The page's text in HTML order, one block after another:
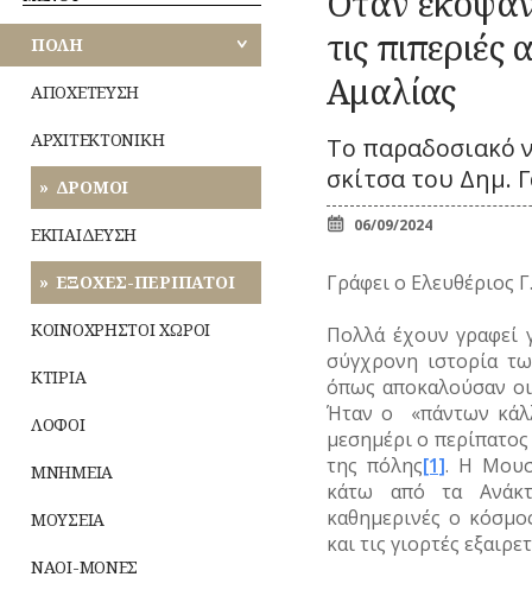
ΚΟΙΝΟΧΡΗΣΤΟΙ
ΧΩΡΟΙ
ΚΤΙΡΙΑ
ΜΝΗΜΕΙΑ
ΜΟΥΣΕΙΑ
ΝΑΟΙ-ΜΟΝΕΣ
ΝΕΚΡΟΤΑΦΕΙΑ
ΠΕΡΙΧΩΡΑ
ΠΛΑΤΕΙΕΣ
ΠΛΗΘΥΣΜΟΣ
ΠΟΤΑΜΟΙ
ΚΟΜΙΚΣ
ΣΚΙΤΣΑ
(ΓΕΛΟΙΟΓΡΑΦΙΕΣ)
–
ΠΟΙΗΣΗ
(ΟΛΥΜΠΙΣΜΟΣ)
ΡΑΔΙΟΦΩΝΟ
ΤΗΛΕΟΡΑΣΗ
ΦΩΤΟΓΡΑΦΙΑ
ΑΘΗΝΩΝ
ΑΝΑΤΟΛΙΚΗΣ
ΕΟΡΤΕΣ
ΞΩΚΚΛΗΣΙΑ
ΒΙΟΣ
Δημώδης
Μύθοι
Παροιμίες
Αινίγματα
ΠΟΛΗ
ΑΠΟΧΕΤΕΥΣΗ
ΑΡΧΙΤΕΚΤΟΝΙΚΗ
ΔΡΟΜΟΙ
ΕΚΠΑΙΔΕΥΣΗ
ΕΞΟΧΕΣ-ΠΕΡΙΠΑΤΟΙ
ΚΟΙΝΟΧΡΗΣΤΟΙ ΧΩΡΟΙ
ΚΤΙΡΙΑ
ΛΟΦΟΙ
ΜΝΗΜΕΙΑ
ΜΟΥΣΕΙΑ
ΝΑΟΙ-ΜΟΝΕΣ
τις
Αμαλίας
Το παραδοσιακό
σκίτσα του Δημ.
06/09/2024
Γράφει ο Ελευθέριος
Πολλά έχουν γραφεί
σύγχρονη ιστορία
όπως αποκαλούσαν
Ήταν ο «πάντων
μεσημέρι ο
της πόλης[1]. Η
κάτω από τα
καθημερινές ο
και τις γιορτές